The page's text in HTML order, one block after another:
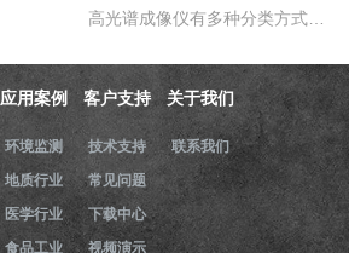
应用案例
环境监测
地质行业
医学行业
食品工业
客户支持
技术支持
常见问题
下载中心
视频演示
关于我们
联系我们